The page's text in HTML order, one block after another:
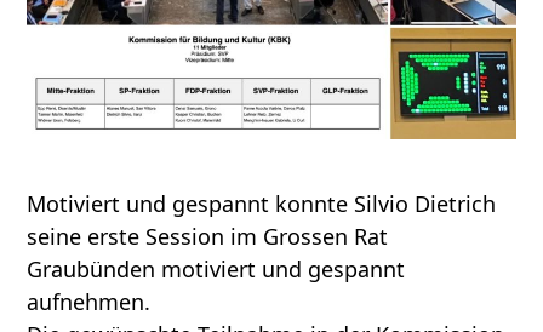
Motiviert und gespannt konnte Silvio Dietrich
seine erste Session im Grossen Rat
Graubünden motiviert und gespannt
aufnehmen.